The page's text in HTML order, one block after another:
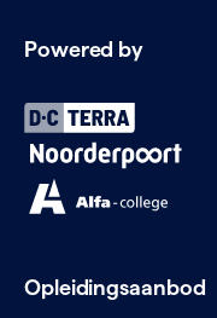
Powered by
Opleidingsaanbod